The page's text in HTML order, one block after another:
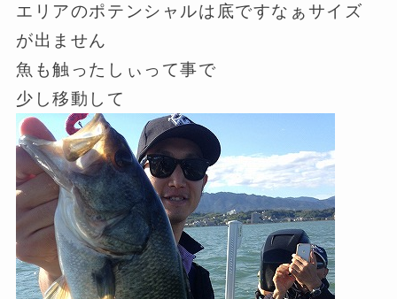
エリアのポテンシャルは底ですなぁサイズ
が出ません
魚も触ったしぃって事で
少し移動して